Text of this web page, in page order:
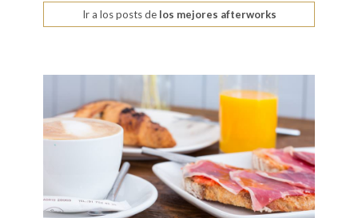
Ir a los posts delos mejores afterworks